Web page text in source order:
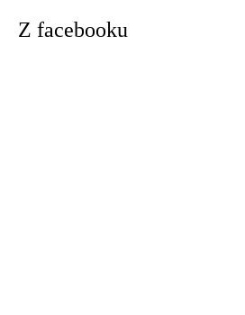
Z facebooku